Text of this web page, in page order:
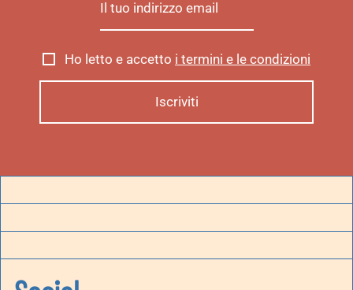
Ho letto e accetto i termini e le condizioni